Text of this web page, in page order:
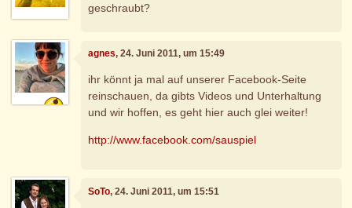
geschraubt?
agnes, 24. Juni 2011, um 15:49
ihr könnt ja mal auf unserer Facebook-Seite
reinschauen, da gibts Videos und Unterhaltung
und wir hoffen, es geht hier auch glei weiter!
http://www.facebook.com/sauspiel
SoTo, 24. Juni 2011, um 15:51